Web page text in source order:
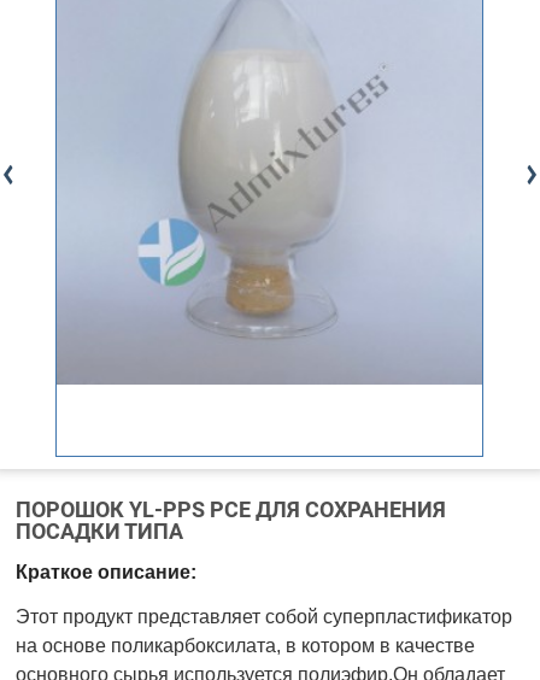
ПОРОШОК YL-PPS PCE ДЛЯ СОХРАНЕНИЯ
ПОСАДКИ ТИПА
Краткое описание:
Этот продукт представляет собой суперпластификатор
на основе поликарбоксилата, в котором в качестве
основного сырья используется полиэфир.Он обладает